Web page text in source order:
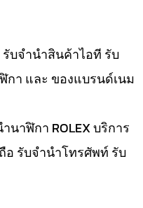
รับจำนำสินค้าไอที รับ
า และ ของแบรนด์เนม
าฬิกา ROLEX บริการ
รับจำนำโทรศัพท์ รับ